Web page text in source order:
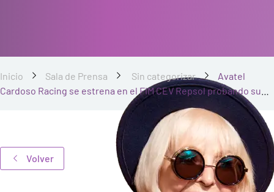
Inicio Sala de Prensa Sin categorizar
Avatel
Cardoso Racing se estrena en el FIM CEV Repsol probando su
Volver